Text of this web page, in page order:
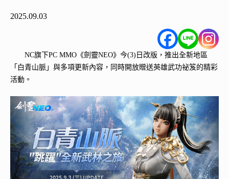
2025.09.03
NC旗下PC MMO《劍靈NEO》今(3)日改版，推出全新地區
「白青山脈」與多項更新內容，同時開放贈送英雄武功祕笈的精彩
活動。